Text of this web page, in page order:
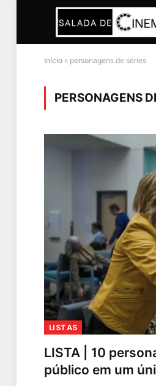
Início » personagens de séries
PERSONAGENS
LISTAS
LISTA | 10
público em um